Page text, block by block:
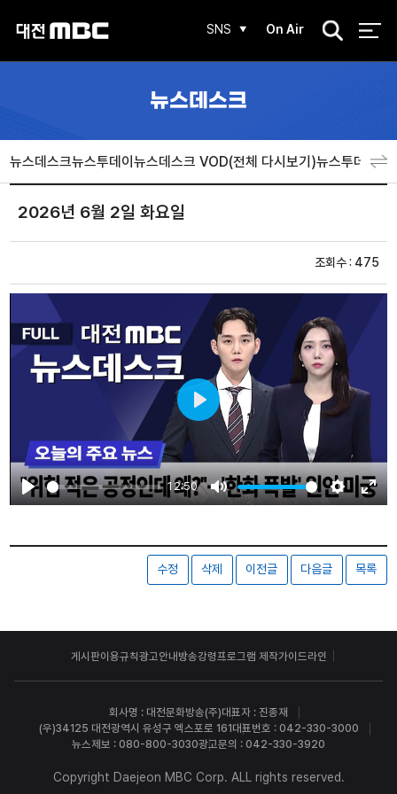
SNS On Air
검
뉴스데스크
뉴스데스크뉴스투데이뉴스데스크 VOD(전체 다시보기)뉴스투데이
2026년 6월 2일 화요일
조회수 : 475
Play
12:50
Mute Settings
Play
수정 삭제 이전글 다음글 목록
게시판이용규칙광고안내방송강령 프로그램 제작가이드라인
회사명 : 대전문화방송(주)대표자 : 진종재
(우)34125 대전광역시 유성구 엑스포로 161대표번호 : 042-330-3000
뉴스제보 : 080-800-3030광고문의 : 042-330-3920
Copyright Daejeon MBC Corp. ALL rights reserved.